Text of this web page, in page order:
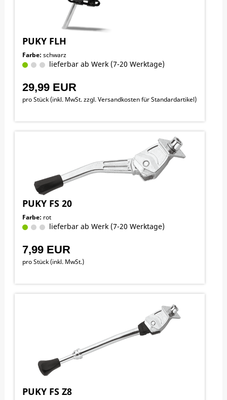
PUKY FLH
Farbe: schwarz
lieferbar ab Werk (7-20 Werktage)
29,99 EUR
pro Stück (inkl. MwSt. zzgl.Versandkosten für Standardartikel)
PUKY FS 20
Farbe: rot
lieferbar ab Werk (7-20 Werktage)
7,99 EUR
pro Stück (inkl. MwSt.)
PUKY FS Z8